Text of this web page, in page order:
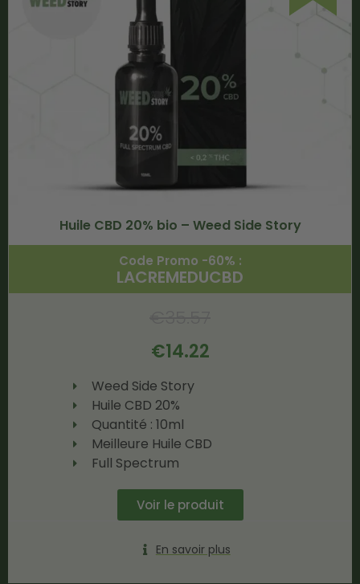
Huile CBD 20% bio – Weed Side Story
Code Promo -60% :
LACREMEDUCBD
€14.22
Weed Side Story
Huile CBD 20%
Quantité : 10ml
Meilleure Huile CBD
Full Spectrum
Voir le produit
En savoir plus